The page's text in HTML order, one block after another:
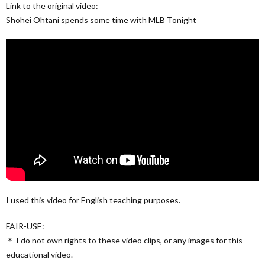
Link to the original video:
Shohei Ohtani spends some time with MLB Tonight
I used this video for English teaching purposes.
FAIR-USE:
＊ I do not own rights to these video clips, or any images for this
educational video.